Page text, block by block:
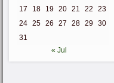
17
18 19 20 21 22
23
24 25 26 27 28 29 30
31
« Jul